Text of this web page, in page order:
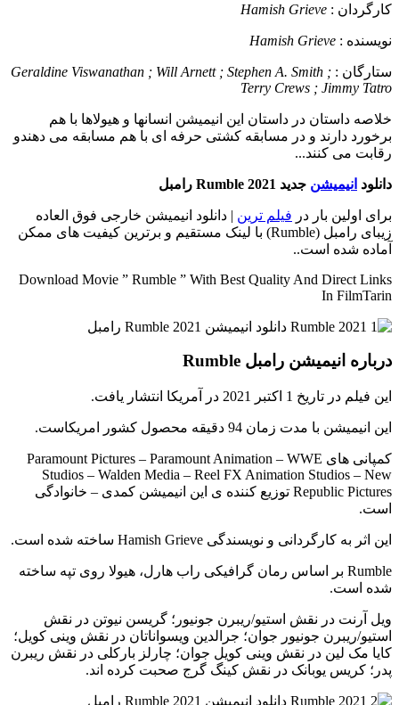
کارگردان : Hamish Grieve
نويسنده : Hamish Grieve
ستارگان : Geraldine Viswanathan ; Will Arnett ; Stephen A. Smith ;
Terry Crews ; Jimmy Tatro
خلاصه داستان در داستان این انیمیشن انسانها و هیولاها با هم
برخورد دارند و در مسابقه کشتی حرفه ای با هم مسابقه می دهندو
رقابت می کنند...
دانلود انیمیشن جدید Rumble 2021 رامبل
برای اولین بار در فیلم ترین | دانلود انیمیشن خارجی فوق العاده
زیبای رامبل (Rumble) با لینک مستقیم و برترین کیفیت های ممکن
آماده شده است..
Download Movie ” Rumble ” With Best Quality And Direct Links
In FilmTarin
درباره انیمیشن رامبل Rumble
این فیلم در تاریخ 1 اکتبر 2021 در آمریکا انتشار یافت.
این انیمیشن با مدت زمان 94 دقیقه محصول کشور امریکاست.
کمپانی های Paramount Pictures – Paramount Animation – WWE
Studios – Walden Media – Reel FX Animation Studios – New
Republic Pictures توزیع کننده ی این انیمیشن کمدی – خانوادگی
است.
این اثر به کارگردانی و نویسندگی Hamish Grieve ساخته شده است.
Rumble بر اساس رمان گرافیکی راب هارل، هیولا روی تپه ساخته
شده است.
ویل آرنت در نقش استیو/ریبرن جونیور؛ گریسن نیوتن در نقش
استیو/ریبرن جونیور جوان؛ جرالدین ویسواناتان در نقش وینی کویل؛
کایا مک لین در نقش وینی کویل جوان؛ چارلز بارکلی در نقش ریبرن
پدر؛ کریس یوبانک در نقش کینگ گرج صحبت کرده اند.